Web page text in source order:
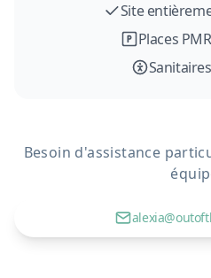
Site
Places
Besoin d'assistance